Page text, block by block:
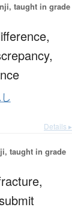
taught in grade
Details ▸
taught in grade